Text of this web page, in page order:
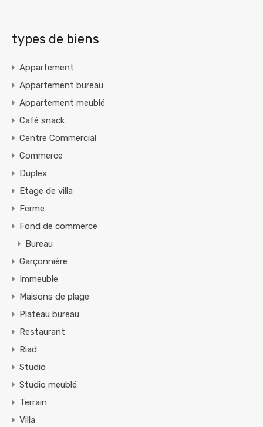
types de biens
Appartement
Appartement bureau
Appartement meublé
Café snack
Centre Commercial
Commerce
Duplex
Etage de villa
Ferme
Fond de commerce
Bureau
Garçonnière
Immeuble
Maisons de plage
Plateau bureau
Restaurant
Riad
Studio
Studio meublé
Terrain
Villa